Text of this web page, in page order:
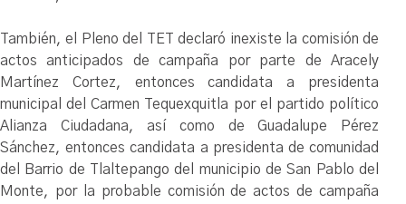
También, el Pleno del TET declaró inexiste la comisión de
actos anticipados de campaña por parte de Aracely
Martínez Cortez, entonces candidata a presidenta
municipal del Carmen Tequexquitla por el partido político
Alianza Ciudadana, así como de Guadalupe Pérez
Sánchez, entonces candidata a presidenta de comunidad
del Barrio de Tlaltepango del municipio de San Pablo del
Monte, por la probable comisión de actos de campaña